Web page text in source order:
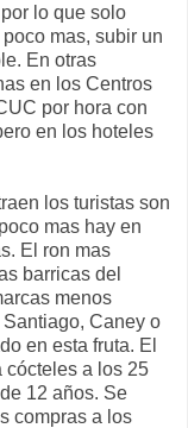
lo que solo
mas, subir un
En otras
en los Centros
por hora con
en los hoteles
los turistas son
mas hay en
El ron mas
barricas del
menos
Caney o
en esta fruta. El
cócteles a los 25
12 años. Se
compras a los